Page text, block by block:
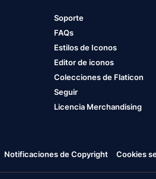
Soporte
FAQs
Estilos de Iconos
Editor de iconos
Colecciones de Flaticon
Seguir
Licencia Merchandising
Notificaciones de Copyright Cookies